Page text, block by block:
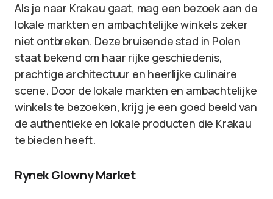
Als je naar Krakau gaat, mag een bezoek aan de
lokale markten en ambachtelijke winkels zeker
niet ontbreken. Deze bruisende stad in Polen
staat bekend om haar rijke geschiedenis,
prachtige architectuur en heerlijke culinaire
scene. Door de lokale markten en ambachtelijke
winkels te bezoeken, krijg je een goed beeld van
de authentieke en lokale producten die Krakau
te bieden heeft.
Rynek Glowny Market